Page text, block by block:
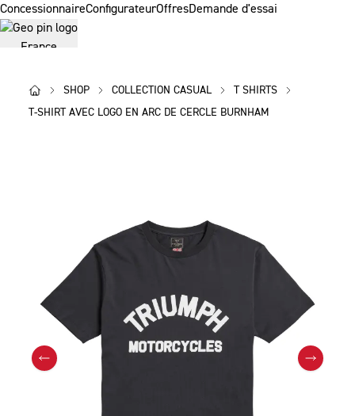
ConcessionnaireConfigurateurOffresDemande d'essai
France
SHOP COLLECTION CASUAL
T SHIRTS
T-SHIRT AVEC LOGO EN ARC DE CERCLE BURNHAM